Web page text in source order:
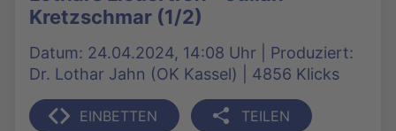
Kretzschmar (1/2)
Datum: 24.04.2024, 14:08 Uhr | Produziert:
Dr. Lothar Jahn (OK Kassel) | 4856 Klicks
EINBETTEN TEILEN